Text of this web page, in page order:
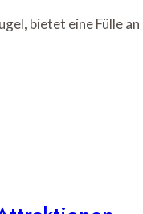
bietet eine Fülle